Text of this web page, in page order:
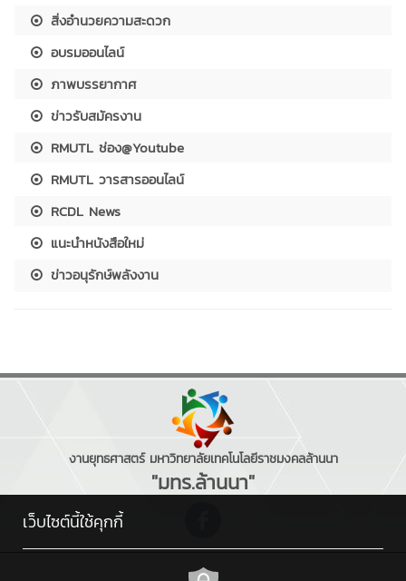
สิ่งอำนวยความสะดวก
อบรมออนไลน์
ภาพบรรยากาศ
ข่าวรับสมัครงาน
RMUTL ช่อง@Youtube
RMUTL วารสารออนไลน์
RCDL News
แนะนำหนังสือใหม่
ข่าวอนุรักษ์พลังงาน
งานยุทธศาสตร์ มหาวิทยาลัยเทคโนโลยีราชมงคลล้านนา
"มทร.ล้านนา"
เว็บไซต์นี้ใช้คุกกี้